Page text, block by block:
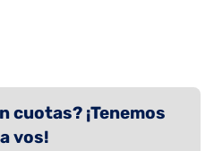
cuotas? ¡Tenemos
vos!